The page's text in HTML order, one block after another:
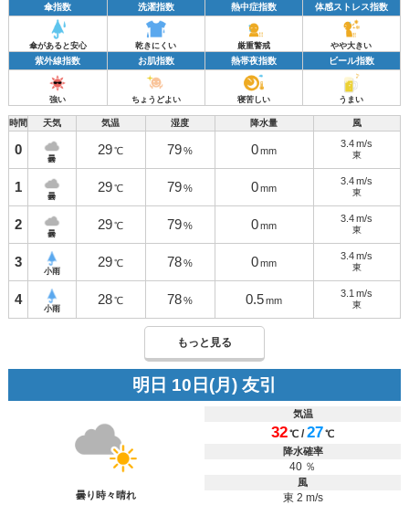
傘指数 洗濯指数 熱中症指数 体感ストレス指数
傘があると安心 乾きにくい 厳重警戒 やや大きい
紫外線指数 お肌指数 熱帯夜指数 ビール指数
強い ちょうどよい 寝苦しい うまい
時間 天気 気温 湿度 降水量 風
0
曇
29 ℃ 79 % 0 mm
3.4 m/s
東
1
曇
29 ℃ 79 % 0 mm
3.4 m/s
東
2
曇
29 ℃ 79 % 0 mm
3.4 m/s
東
3
小雨
29 ℃ 78 % 0 mm
3.4 m/s
東
4
小雨
28 ℃ 78 % 0.5 mm
3.1 m/s
東
もっと見る
明日 10日(月) 友引
曇り時々晴れ
気温
32℃ /27℃
降水確率
40 ％
風
東 2 m/s